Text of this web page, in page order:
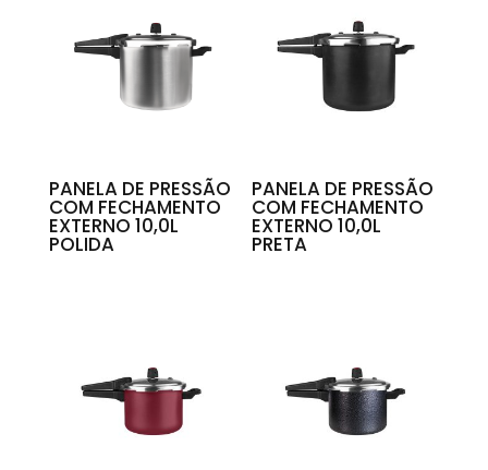
PANELA DE PRESSÃO
COM FECHAMENTO
EXTERNO 10,0L
POLIDA
PANELA DE PRESSÃO
COM FECHAMENTO
EXTERNO 10,0L
PRETA